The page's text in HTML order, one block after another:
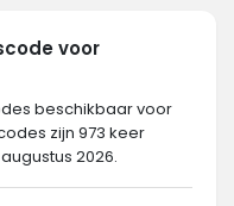
voor
beschikbaar voor
zijn 973 keer
2026.